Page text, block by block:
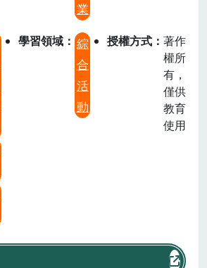
業
學習領域
綜
合
活
動
授權方式
著作
權所
有，
僅供
教育
使用